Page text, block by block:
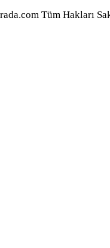
Tüm Hakları